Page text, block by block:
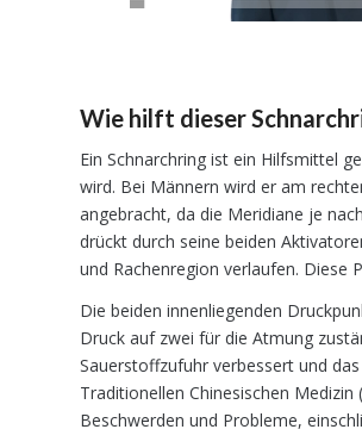
Wie hilft dieser
Ein Schnarchring ist ein Hilfsmittel
wird. Bei Männern wird er am
angebracht, da die Meridiane je
drückt durch seine beiden
und Rachenregion verlaufen. Diese
Die beiden innenliegenden
Druck auf zwei für die Atmung
Sauerstoffzufuhr verbessert und
Traditionellen Chinesischen
Beschwerden und Probleme,